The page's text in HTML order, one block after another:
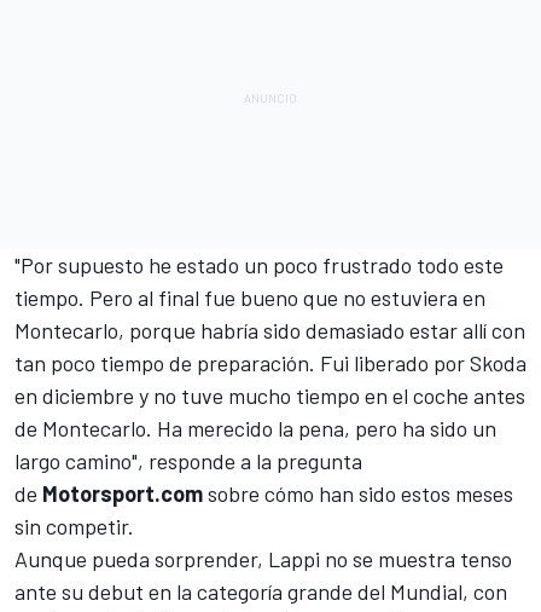
"Por supuesto he estado un poco frustrado todo este
tiempo. Pero al final fue bueno que no estuviera en
Montecarlo, porque habría sido demasiado estar allí con
tan poco tiempo de preparación. Fui liberado por Skoda
en diciembre y no tuve mucho tiempo en el coche antes
de Montecarlo. Ha merecido la pena, pero ha sido un
largo camino", responde a la pregunta
de Motorsport.comsobre cómo han sido estos meses
sin competir.
Aunque pueda sorprender, Lappi no se muestra tenso
ante su debut en la categoría grande del Mundial, con